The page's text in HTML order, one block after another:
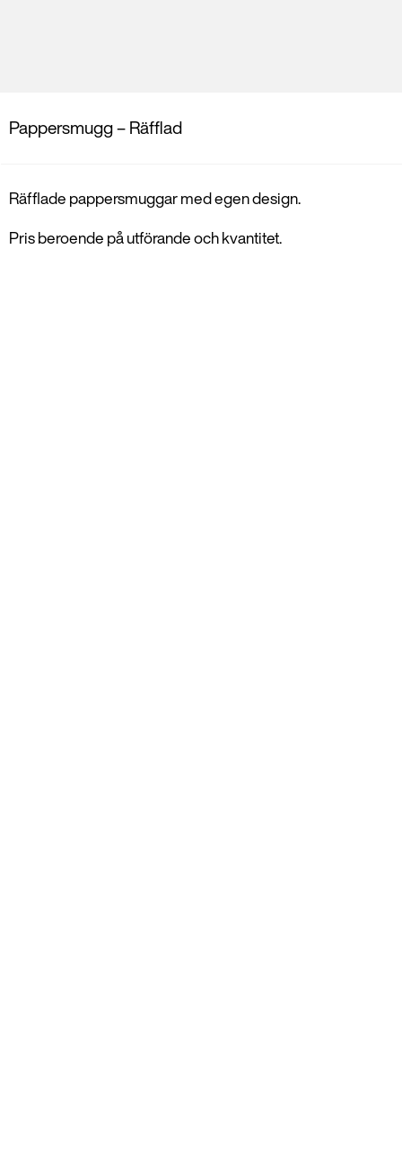
Pappersmugg – Räfflad
Räfflade pappersmuggar med egen design.
Pris beroende på utförande och kvantitet.